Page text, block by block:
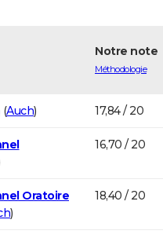
Notre note
Méthodologie
(Auch) 17,84 / 20
16,70 / 20
Oratoire
)
18,40 / 20